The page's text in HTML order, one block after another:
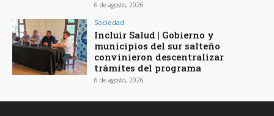
6 de agosto, 2026
Sociedad
Incluir Salud | Gobierno y
municipios del sur salteño
convinieron descentralizar
trámites del programa
6 de agosto, 2026